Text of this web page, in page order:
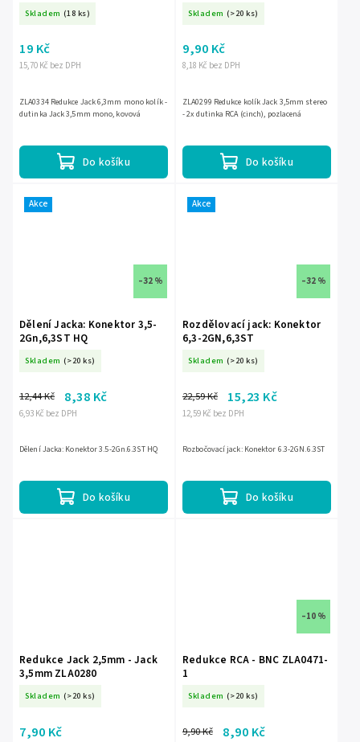
Skladem (18 ks)
15,70 Kč bez DPH
19 Kč
Do košíku
ZLA0334 Redukce Jack 6,3mm mono kolík -
dutinka Jack 3,5mm mono, kovová
Skladem (>20 ks)
8,18 Kč bez DPH
9,90 Kč
Do košíku
ZLA0299 Redukce kolík Jack 3,5mm stereo
- 2x dutinka RCA (cinch), pozlacená
Akce
–32 %
Dělení Jacka: Konektor 3,5-
2Gn,6,3ST HQ
Skladem (>20 ks)
6,93 Kč bez DPH
12,44 Kč 8,38 Kč
Do košíku
Dělení Jacka: Konektor 3.5-2Gn.6.3ST HQ
Akce
–32 %
Rozdělovací jack: Konektor
6,3-2GN,6,3ST
Skladem (>20 ks)
12,59 Kč bez DPH
22,59 Kč 15,23 Kč
Do košíku
Rozbočovací jack: Konektor 6.3-2GN.6.3ST
Redukce Jack 2,5mm - Jack
3,5mm ZLA0280
Skladem (>20 ks)
7,90 Kč
–10 %
Redukce RCA - BNC ZLA0471-
1
Skladem (>20 ks)
9,90 Kč 8,90 Kč